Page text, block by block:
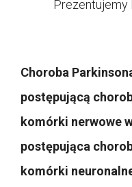
Prezentujemy
Choroba
postępującą
komórki nerwowe
postępująca
komórki